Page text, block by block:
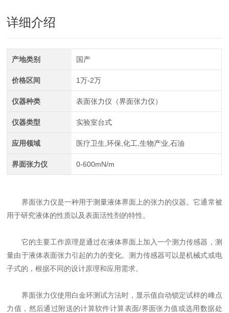
详细介绍
产地类别 国产
价格区间 1万-2万
仪器种类 表面张力仪（界面张力仪）
仪器类型 实验室台式
应用领域 医疗卫生,环保,化工,生物产业,石油
界面张力仪 0-600mN/m
界面张力仪是一种用于测量液体界面上的张力的仪器。它通常被
用于研究液体的性质以及表面活性剂的特性。
它的主要工作原理是通过在液体界面上加入一个测力传感器，测
量由于液体表面张力引起的力的变化。测力传感器可以是机械式或电
子式的，根据不同的设计原理和应用需求。
界面张力仪使用白金环测试方法时，显示值自动锁定试样的峰点
力值，然后通过附送的计算软件计算表面/界面张力值或选用数据处